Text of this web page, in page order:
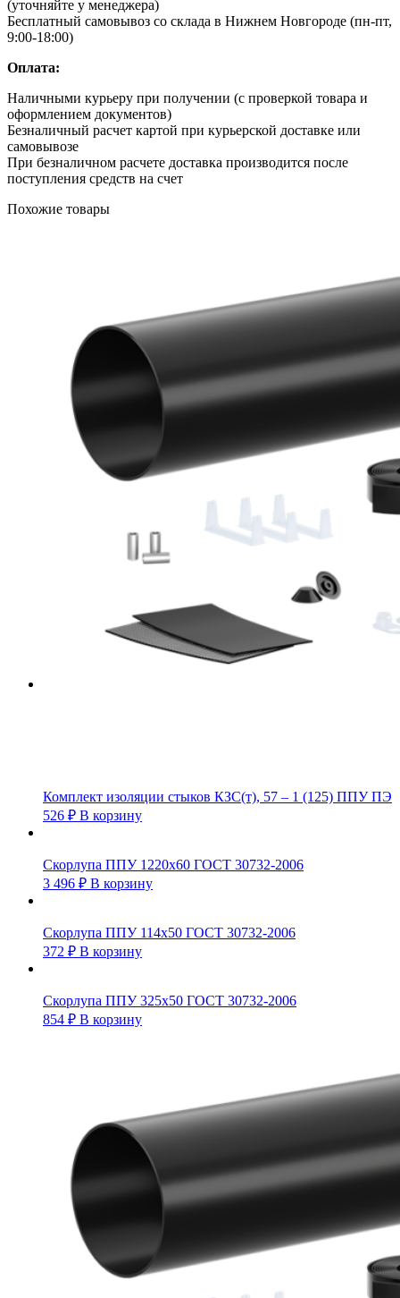
(уточняйте у менеджера)
Бесплатный самовывоз со склада в Нижнем Новгороде (пн-пт,
9:00-18:00)
Оплата:
Наличными курьеру при получении (с проверкой товара и
оформлением документов)
Безналичный расчет картой при курьерской доставке или
самовывозе
При безналичном расчете доставка производится после
поступления средств на счет
Похожие товары
Комплект изоляции стыков КЗС(т), 57 – 1 (125) ППУ ПЭ
526 ₽ В корзину
Скорлупа ППУ 1220х60 ГОСТ 30732-2006
3 496 ₽ В корзину
Скорлупа ППУ 114х50 ГОСТ 30732-2006
372 ₽ В корзину
Скорлупа ППУ 325х50 ГОСТ 30732-2006
854 ₽ В корзину